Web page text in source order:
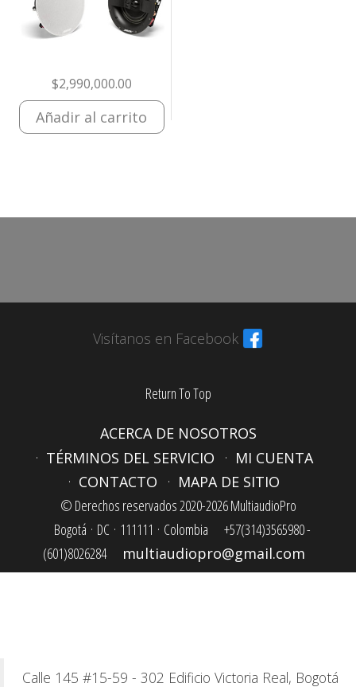
$2,990,000.00
Añadir al carrito
Visítanos en Facebook
Return To Top
ACERCA DE NOSOTROS
TÉRMINOS DEL SERVICIO
MI CUENTA
CONTACTO
MAPA DE SITIO
© Derechos reservados 2020-2026 MultiaudioPro
Bogotá · DC · 111111 · Colombia
+57(314)3565980 -
(601)8026284
multiaudiopro@gmail.com
Calle 145 #15-59 - 302 Edificio Victoria Real, Bogotá